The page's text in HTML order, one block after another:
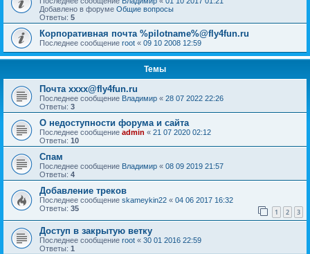
Добавлено в форуме Общие вопросы
Ответы: 5
Корпоративная почта %pilotname%@fly4fun.ru
Последнее сообщение root « 09 10 2008 12:59
Темы
Почта xxxx@fly4fun.ru
Последнее сообщение Владимир « 28 07 2022 22:26
Ответы: 3
О недоступности форума и сайта
Последнее сообщение admin « 21 07 2020 02:12
Ответы: 10
Спам
Последнее сообщение Владимир « 08 09 2019 21:57
Ответы: 4
Добавление треков
Последнее сообщение skameykin22 « 04 06 2017 16:32
Ответы: 35 1 2 3
Доступ в закрытую ветку
Последнее сообщение root « 30 01 2016 22:59
Ответы: 1